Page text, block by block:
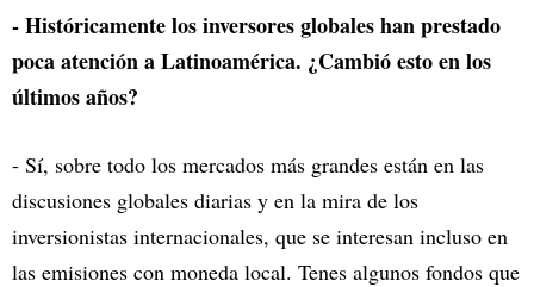
- Históricamente los inversores globales han prestado
poca atención a Latinoamérica. ¿Cambió esto en los
últimos años?
- Sí, sobre todo los mercados más grandes están en las
discusiones globales diarias y en la mira de los
inversionistas internacionales, que se interesan incluso en
las emisiones con moneda local. Tenes algunos fondos que